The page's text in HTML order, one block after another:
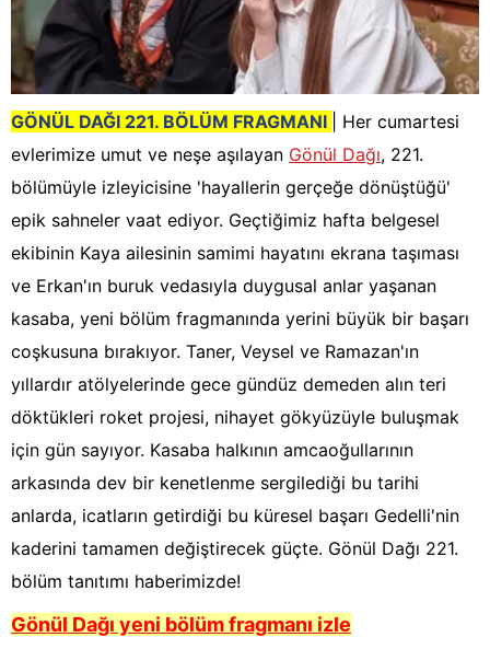
GÖNÜL DAĞI 221. BÖLÜM FRAGMANI
| Her cumartesi
evlerimize umut ve neşe aşılayan Gönül Dağı, 221.
bölümüyle izleyicisine 'hayallerin gerçeğe dönüştüğü'
epik sahneler vaat ediyor. Geçtiğimiz hafta belgesel
ekibinin Kaya ailesinin samimi hayatını ekrana taşıması
ve Erkan'ın buruk vedasıyla duygusal anlar yaşanan
kasaba, yeni bölüm fragmanında yerini büyük bir başarı
coşkusuna bırakıyor. Taner, Veysel ve Ramazan'ın
yıllardır atölyelerinde gece gündüz demeden alın teri
döktükleri roket projesi, nihayet gökyüzüyle buluşmak
için gün sayıyor. Kasaba halkının amcaoğullarının
arkasında dev bir kenetlenme sergilediği bu tarihi
anlarda, icatların getirdiği bu küresel başarı Gedelli'nin
kaderini tamamen değiştirecek güçte. Gönül Dağı 221.
bölüm tanıtımı haberimizde!
Gönül Dağı yeni bölüm fragmanı izle